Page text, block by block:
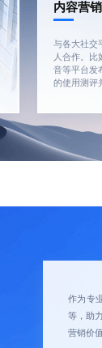
内容营
与各大社交
人合作。比
音等平台发
的使用测评
作为专
等，助
营销价